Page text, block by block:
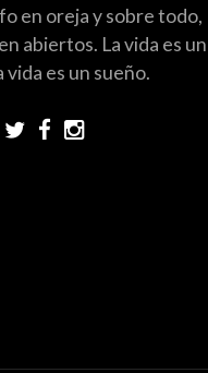
en oreja y sobre todo,
abiertos. La vida es un
vida es un sueño.